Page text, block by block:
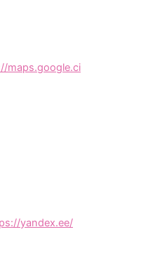
maps.google.ci
yandex.ee/